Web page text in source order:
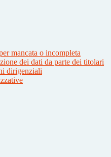
mancata o incompleta
dei dati da parte dei titolari
dirigenziali